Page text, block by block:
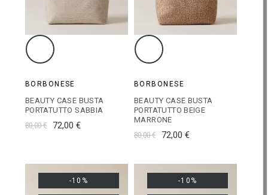
BORBONESE
BEAUTY CASE BUSTA
PORTATUTTO SABBIA
80,00 € 72,00 €
BORBONESE
BEAUTY CASE BUSTA
PORTATUTTO BEIGE
MARRONE
80,00 € 72,00 €
-10% -10%